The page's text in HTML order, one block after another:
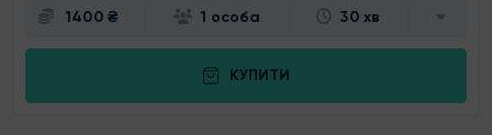
1400 ₴ 1 особа 30 хв
КУПИТИ